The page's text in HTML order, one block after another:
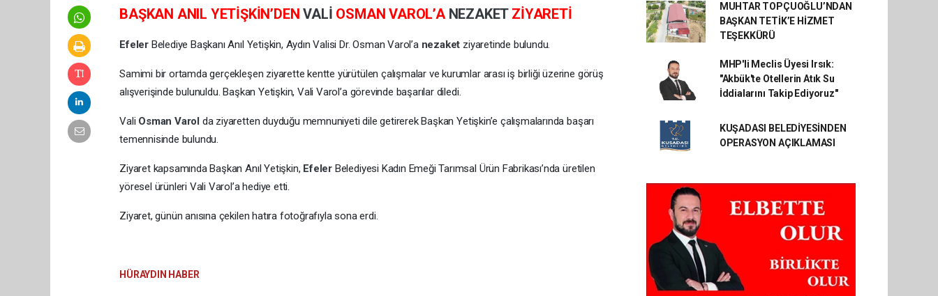
BAŞKAN ANIL YETİŞKİN’DENVALİ OSMAN VAROL’A NEZAKET ZİYARETİ
Efeler Belediye Başkanı Anıl Yetişkin, Aydın Valisi Dr. Osman Varol’a nezaket ziyaretinde bulundu.
Samimi bir ortamda gerçekleşen ziyarette kentte yürütülen çalışmalar ve kurumlar arası iş birliği üzerine görüş
alışverişinde bulunuldu. Başkan Yetişkin, Vali Varol’a görevinde başarılar diledi.
Vali Osman Varol da ziyaretten duyduğu memnuniyeti dile getirerek Başkan Yetişkin’e çalışmalarında başarı
temennisinde bulundu.
Ziyaret kapsamında Başkan Anıl Yetişkin, Efeler Belediyesi Kadın Emeği Tarımsal Ürün Fabrikası’nda üretilen
yöresel ürünleri Vali Varol’a hediye etti.
Ziyaret, günün anısına çekilen hatıra fotoğrafıyla sona erdi.
HÜRAYDIN HABER
MUHTAR TOPÇUOĞLU’NDAN
BAŞKAN TETİK’E HİZMET
TEŞEKKÜRÜ
MHP'li Meclis Üyesi Irsık:
"Akbük'te Otellerin Atık Su
İddialarını Takip Ediyoruz"
KUŞADASI BELEDİYESİNDEN
OPERASYON AÇIKLAMASI